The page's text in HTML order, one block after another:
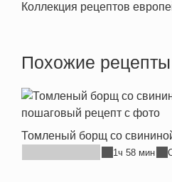
Коллекция рецептов
Похожие рецепты
Томленый борщ со
1ч 58 мин